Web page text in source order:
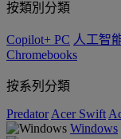
按類別分類
Copilot+ PC 人工智
Chromebooks
按系列分類
Predator Acer Swift
Windows